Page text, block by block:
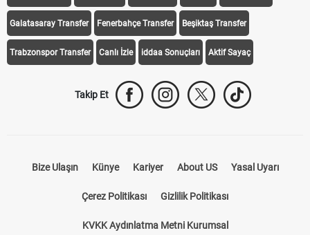
Galatasaray Transfer Fenerbahçe Transfer Beşiktaş Transfer
Trabzonspor Transfer Canlı İzle iddaa Sonuçları Aktif Sayaç
Takip Et
Bize Ulaşın Künye Kariyer About US Yasal Uyarı
Çerez Politikası Gizlilik Politikası
KVKK Aydınlatma Metni Kurumsal